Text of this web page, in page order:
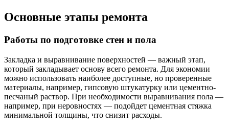
Основные этапы ремонта
Работы по подготовке стен и пола
Закладка и выравнивание поверхностей — важный этап,
который закладывает основу всего ремонта. Для экономии
можно использовать наиболее доступные, но проверенные
материалы, например, гипсовую штукатурку или цементно-
песчаный раствор. При необходимости выравнивания пола —
например, при неровностях — подойдет цементная стяжка
минимальной толщины, что снизит расходы.